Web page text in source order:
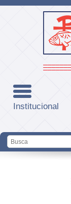
Institucional